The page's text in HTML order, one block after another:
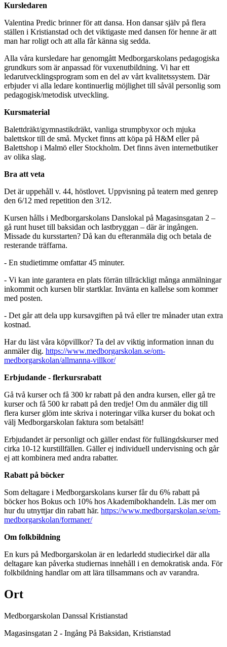
Kursledaren
Valentina Predic brinner för att dansa. Hon dansar själv på flera
ställen i Kristianstad och det viktigaste med dansen för henne är att
man har roligt och att alla får känna sig sedda.
Alla våra kursledare har genomgått Medborgarskolans pedagogiska
grundkurs som är anpassad för vuxenutbildning. Vi har ett
ledarutvecklingsprogram som en del av vårt kvalitetssystem. Där
erbjuder vi alla ledare kontinuerlig möjlighet till såväl personlig som
pedagogisk/metodisk utveckling.
Kursmaterial
Balettdräkt/gymnastikdräkt, vanliga strumpbyxor och mjuka
balettskor till de små. Mycket finns att köpa på H&M eller på
Balettshop i Malmö eller Stockholm. Det finns även internetbutiker
av olika slag.
Bra att veta
Det är uppehåll v. 44, höstlovet. Uppvisning på teatern med genrep
den 6/12 med repetition den 3/12.
Kursen hålls i Medborgarskolans Danslokal på Magasinsgatan 2 –
gå runt huset till baksidan och lastbryggan – där är ingången.
Missade du kursstarten? Då kan du efteranmäla dig och betala de
resterande träffarna.
- En studietimme omfattar 45 minuter.
- Vi kan inte garantera en plats förrän tillräckligt många anmälningar
inkommit och kursen blir startklar. Invänta en kallelse som kommer
med posten.
- Det går att dela upp kursavgiften på två eller tre månader utan extra
kostnad.
Har du läst våra köpvillkor? Ta del av viktig information innan du
anmäler dig. https://www.medborgarskolan.se/om-
medborgarskolan/allmanna-villkor/
Erbjudande - flerkursrabatt
Gå två kurser och få 300 kr rabatt på den andra kursen, eller gå tre
kurser och få 500 kr rabatt på den tredje! Om du anmäler dig till
flera kurser glöm inte skriva i noteringar vilka kurser du bokat och
välj Medborgarskolan faktura som betalsätt!
Erbjudandet är personligt och gäller endast för fullängdskurser med
cirka 10-12 kurstillfällen. Gäller ej individuell undervisning och går
ej att kombinera med andra rabatter.
Rabatt på böcker
Som deltagare i Medborgarskolans kurser får du 6% rabatt på
böcker hos Bokus och 10% hos Akademibokhandeln. Läs mer om
hur du utnyttjar din rabatt här. https://www.medborgarskolan.se/om-
medborgarskolan/formaner/
Om folkbildning
En kurs på Medborgarskolan är en ledarledd studiecirkel där alla
deltagare kan påverka studiernas innehåll i en demokratisk anda. För
folkbildning handlar om att lära tillsammans och av varandra.
Ort
Medborgarskolan Danssal Kristianstad
Magasinsgatan 2 - Ingång På Baksidan, Kristianstad